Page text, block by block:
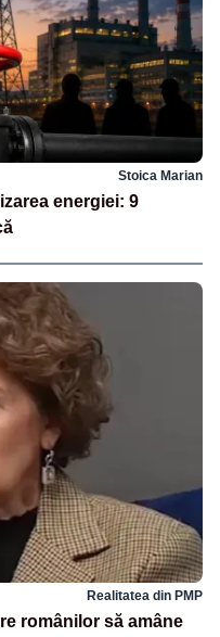
Stoica Marian
energiei: 9
Realitatea din PMP
românilor să amâne